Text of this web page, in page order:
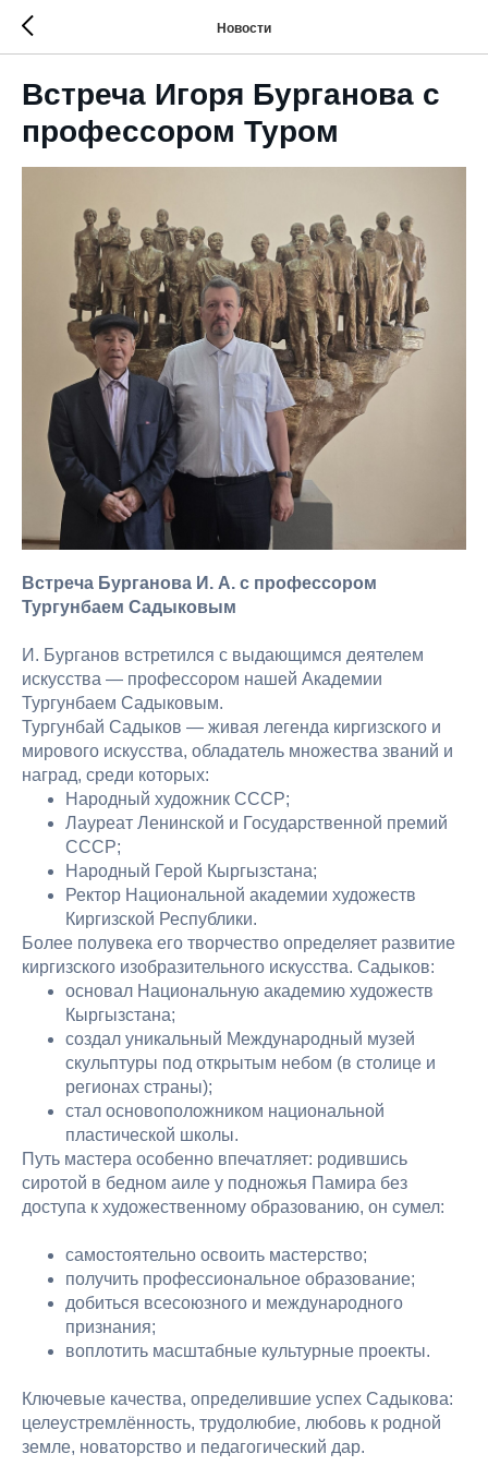
Новости
Встреча Игоря Бурганова с
профессором Туром
Встреча Бурганова И. А. с профессором
Тургунбаем Садыковым
И. Бурганов встретился с выдающимся деятелем
искусства — профессором нашей Академии
Тургунбаем Садыковым.
Тургунбай Садыков — живая легенда киргизского и
мирового искусства, обладатель множества званий и
наград, среди которых:
Народный художник СССР;
Лауреат Ленинской и Государственной премий
СССР;
Народный Герой Кыргызстана;
Ректор Национальной академии художеств
Киргизской Республики.
Более полувека его творчество определяет развитие
киргизского изобразительного искусства. Садыков:
основал Национальную академию художеств
Кыргызстана;
создал уникальный Международный музей
скульптуры под открытым небом (в столице и
регионах страны);
стал основоположником национальной
пластической школы.
Путь мастера особенно впечатляет: родившись
сиротой в бедном аиле у подножья Памира без
доступа к художественному образованию, он сумел:
самостоятельно освоить мастерство;
получить профессиональное образование;
добиться всесоюзного и международного
признания;
воплотить масштабные культурные проекты.
Ключевые качества, определившие успех Садыкова:
целеустремлённость, трудолюбие, любовь к родной
земле, новаторство и педагогический дар.